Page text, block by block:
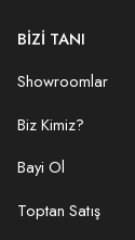
BİZİ TANI
Showroomlar
Biz Kimiz?
Bayi Ol
Toptan Satış